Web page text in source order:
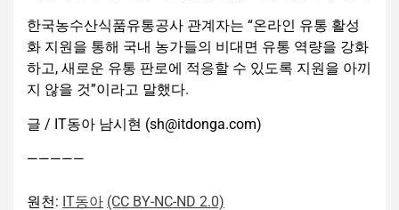
한국농수산식품유통공사 관계자는 “온라인 유통 활성
화 지원을 통해 국내 농가들의 비대면 유통 역량을 강화
하고, 새로운 유통 판로에 적응할 수 있도록 지원을 아끼
지 않을 것”이라고 말했다.
글 / IT동아 남시현 (sh@itdonga.com)
—————
원천: IT동아 (CC BY-NC-ND 2.0)